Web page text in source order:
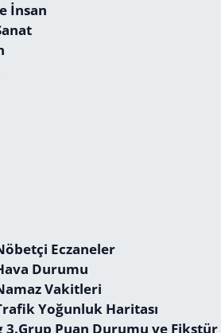
İnsan
Eczaneler
Durumu
Vakitleri
Yoğunluk Haritası
3.Grup Puan Durumu ve Fikstür